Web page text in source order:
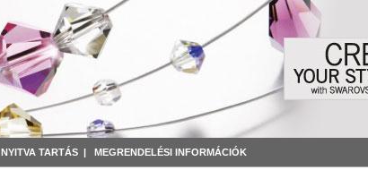
NYITVA TARTÁS | MEGRENDELÉSI INFORMÁCIÓK